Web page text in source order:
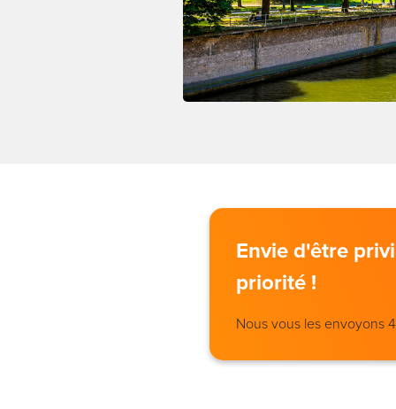
Envie d'être
priorité !
Nous vous les envoyons